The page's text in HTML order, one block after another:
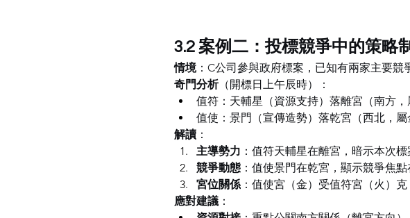
3.2 案例二：投標競爭中的策略
情境 ：C公司參與政府標案，已知有兩家主要競
奇門分析 （開標日上午辰時）：
值符：天輔星（資源支持）落離宮（南方，
值使：景門（宣傳造勢）落乾宮（西北，屬
解讀 ：
主導勢力 ：值符天輔星在離宮，暗示本次
競爭動態 ：值使景門在乾宮，顯示競爭焦
宮位關係 ：值使宮（金）受值符宮（火）
應對建議 ：